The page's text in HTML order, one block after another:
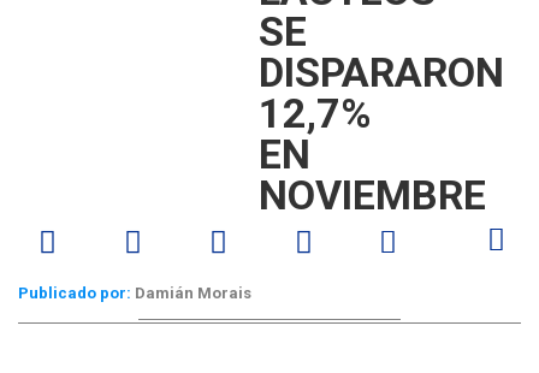
SE
DISPARARON
12,7%
EN
NOVIEMBRE
Publicado por: Damián Morais